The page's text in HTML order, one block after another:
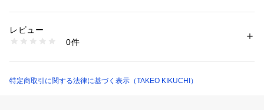
【デザイン】
都会の夜景を「ピクセルアート（ドット絵）」のようなタッチ
ージロゴには、立体的で柔らかな感触が特徴の「ブラシ刺繍」
素材：本体: ポリエステル77％ レーヨン18％ ポリウレタン5％ ししゅう
生産国：中国製
1095800005623
レビュー
0件
特定商取引に関する法律に基づく表示（TAKEO KIKUCHI）